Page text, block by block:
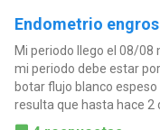
Endometrio
Mi periodo llego el 08/
mi periodo debe estar
botar flujo blanco
resulta que hasta hace 2